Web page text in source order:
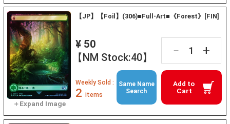
【JP】【Foil】(306)■Full-Art■《Forest》[FIN]
¥ 50
【NM Stock:40】
－ +
Add to
Cart
Weekly Sold :
2 items
Same Name
Search